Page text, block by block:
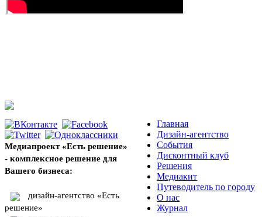
Медиапроект «Есть решение»
- комплексное решение для
Вашего бизнеса:
дизайн-агентство «Есть
решение»
Главная
Дизайн-агентство
События
Дисконтный клуб
Решения
Медиакит
Путеводитель по городу
О нас
Журнал